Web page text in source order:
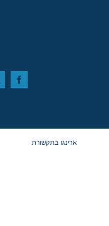
ארינגו בתקשורת